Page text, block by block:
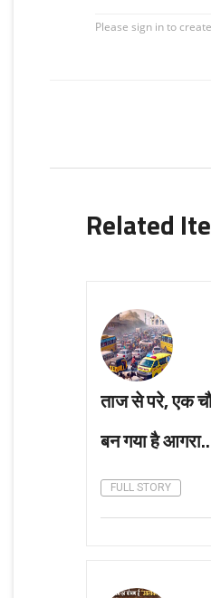
Related
ताज से परे, एक
बन गया है
FULL STORY